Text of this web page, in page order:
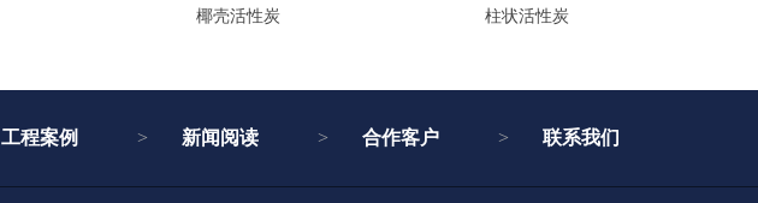
椰壳活性炭 柱状活性炭
工程案例 新闻阅读 合作客户 联系我们